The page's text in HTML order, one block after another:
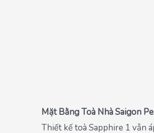
Mặt Bằng Toà Nhà Saigon
Thiết kế toà Sapphire 1 vẫn